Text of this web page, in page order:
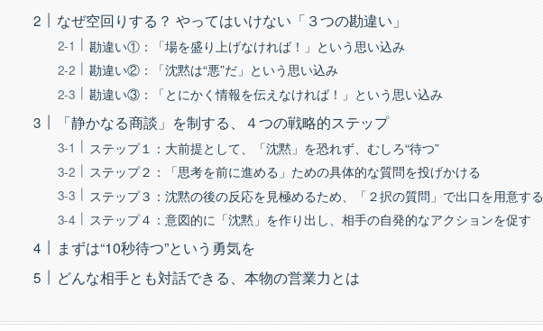
なぜ空回りする？ やってはいけない「３つの勘違い」
勘違い①：「場を盛り上げなければ！」という思い込み
勘違い②：「沈黙は“悪”だ」という思い込み
勘違い③：「とにかく情報を伝えなければ！」という思い込み
「静かなる商談」を制する、４つの戦略的ステップ
ステップ１：大前提として、「沈黙」を恐れず、むしろ“待つ”
ステップ２：「思考を前に進める」ための具体的な質問を投げかける
ステップ３：沈黙の後の反応を見極めるため、「２択の質問」で出口を用意する
ステップ４：意図的に「沈黙」を作り出し、相手の自発的なアクションを促す
まずは“10秒待つ”という勇気を
どんな相手とも対話できる、本物の営業力とは